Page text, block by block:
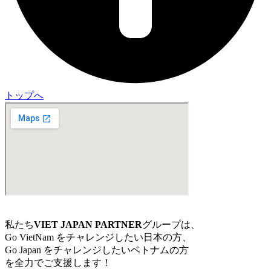
トップへ
私たちVIET JAPAN PARTNERグループは、
Go VietNam をチャレンジしたい日本の方、
Go Japan をチャレンジしたいベトナムの方
を全力でご支援します！